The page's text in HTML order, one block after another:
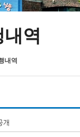
내역
역
개